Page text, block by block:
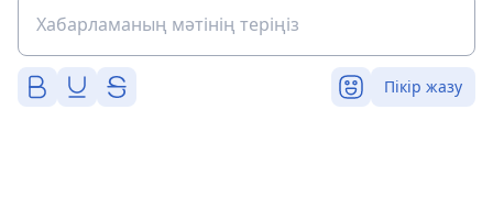
Пікір жазу